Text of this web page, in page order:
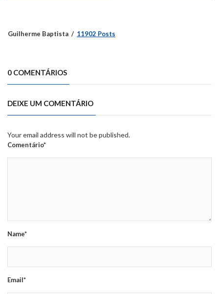
Guilherme Baptista 11902 Posts
0 COMENTÁRIOS
DEIXE UM COMENTÁRIO
Your email address will not be published.
Comentário*
Name*
Email*